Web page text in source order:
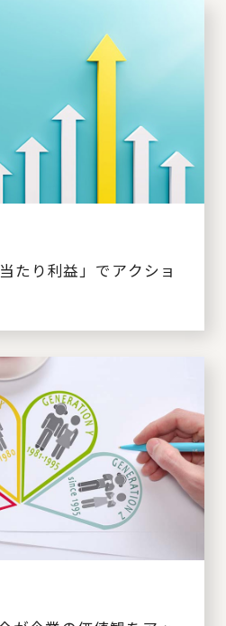
たり利益」でアクショ